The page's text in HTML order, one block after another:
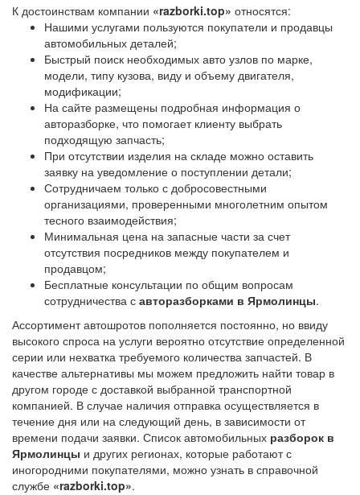
К достоинствам компании «razborki.top» относятся:
Нашими услугами пользуются покупатели и продавцы
автомобильных деталей;
Быстрый поиск необходимых авто узлов по марке,
модели, типу кузова, виду и объему двигателя,
модификации;
На сайте размещены подробная информация о
авторазборке, что помогает клиенту выбрать
подходящую запчасть;
При отсутствии изделия на складе можно оставить
заявку на уведомление о поступлении детали;
Сотрудничаем только с добросовестными
организациями, проверенными многолетним опытом
тесного взаимодействия;
Минимальная цена на запасные части за счет
отсутствия посредников между покупателем и
продавцом;
Бесплатные консультации по общим вопросам
сотрудничества с авторазборками в Ярмолинцы.
Ассортимент автошротов пополняется постоянно, но ввиду
высокого спроса на услуги вероятно отсутствие определенной
серии или нехватка требуемого количества запчастей. В
качестве альтернативы мы можем предложить найти товар в
другом городе с доставкой выбранной транспортной
компанией. В случае наличия отправка осуществляется в
течение дня или на следующий день, в зависимости от
времени подачи заявки. Список автомобильных разборок в
Ярмолинцы и других регионах, которые работают с
иногородними покупателями, можно узнать в справочной
службе «razborki.top».